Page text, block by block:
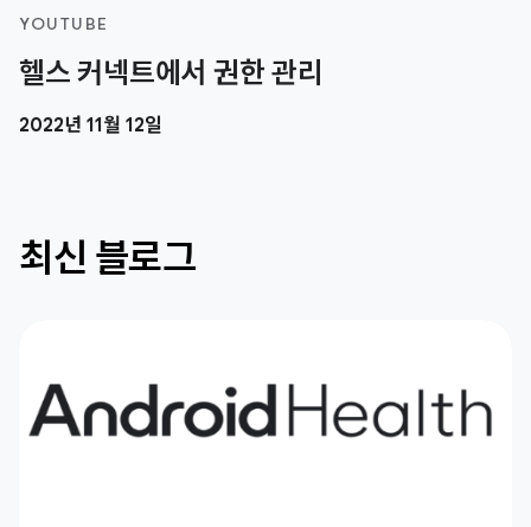
YOUTUBE
헬스 커넥트에서 권한 관리
2022년 11월 12일
최신 블로그